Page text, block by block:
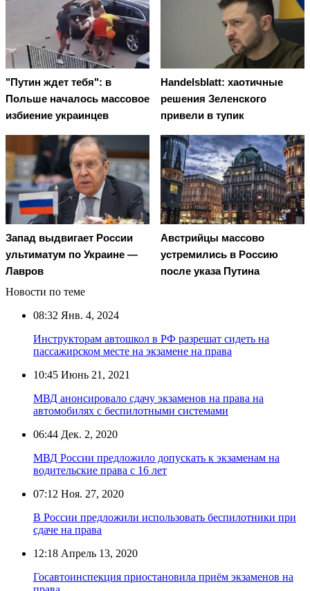
"Путин ждет тебя": в
Польше началось массовое
избиение украинцев
Handelsblatt: хаотичные
решения Зеленского
привели в тупик
Запад выдвигает России
ультиматум по Украине —
Лавров
Австрийцы массово
устремились в Россию
после указа Путина
Новости по теме
08:32 Янв. 4, 2024
Инструкторам автошкол в РФ разрешат сидеть на
пассажирском месте на экзамене на права
10:45 Июнь 21, 2021
МВД анонсировало сдачу экзаменов на права на
автомобилях с беспилотными системами
06:44 Дек. 2, 2020
МВД России предложило допускать к экзаменам на
водительские права с 16 лет
07:12 Ноя. 27, 2020
В России предложили использовать беспилотники при
сдаче на права
12:18 Апрель 13, 2020
Госавтоинспекция приостановила приём экзаменов на